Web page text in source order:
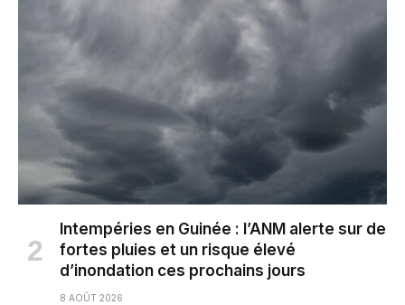
Intempéries en Guinée : l’ANM alerte sur de
fortes pluies et un risque élevé
d’inondation ces prochains jours
8 AOÛT 2026